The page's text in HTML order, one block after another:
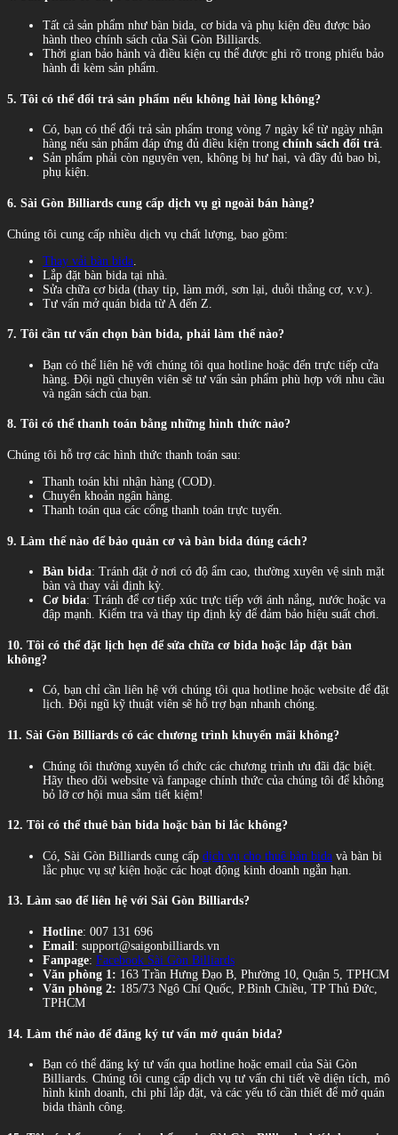
Tất cả sản phẩm như bàn bida, cơ bida và phụ kiện đều được bảo
hành theo chính sách của Sài Gòn Billiards.
Thời gian bảo hành và điều kiện cụ thể được ghi rõ trong phiếu bảo
hành đi kèm sản phẩm.
5. Tôi có thể đổi trả sản phẩm nếu không hài lòng không?
Có, bạn có thể đổi trả sản phẩm trong vòng 7 ngày kể từ ngày nhận
hàng nếu sản phẩm đáp ứng đủ điều kiện trong chính sách đổi trả.
Sản phẩm phải còn nguyên vẹn, không bị hư hại, và đầy đủ bao bì,
phụ kiện.
6. Sài Gòn Billiards cung cấp dịch vụ gì ngoài bán hàng?
Chúng tôi cung cấp nhiều dịch vụ chất lượng, bao gồm:
Thay vải bàn bida
Lắp đặt bàn bida tại nhà.
Sửa chữa cơ bida (thay tip, làm mới, sơn lại, duỗi thẳng cơ, v.v.).
Tư vấn mở quán bida từ A đến Z.
7. Tôi cần tư vấn chọn bàn bida, phải làm thế nào?
Bạn có thể liên hệ với chúng tôi qua hotline hoặc đến trực tiếp cửa
hàng. Đội ngũ chuyên viên sẽ tư vấn sản phẩm phù hợp với nhu cầu
và ngân sách của bạn.
8. Tôi có thể thanh toán bằng những hình thức nào?
Chúng tôi hỗ trợ các hình thức thanh toán sau:
Thanh toán khi nhận hàng (COD).
Chuyển khoản ngân hàng.
Thanh toán qua các cổng thanh toán trực tuyến.
9. Làm thế nào để bảo quản cơ và bàn bida đúng cách?
Bàn bida: Tránh đặt ở nơi có độ ẩm cao, thường xuyên vệ sinh mặt
bàn và thay vải định kỳ.
Cơ bida: Tránh để cơ tiếp xúc trực tiếp với ánh nắng, nước hoặc va
đập mạnh. Kiểm tra và thay tip định kỳ để đảm bảo hiệu suất chơi.
10. Tôi có thể đặt lịch hẹn để sửa chữa cơ bida hoặc lắp đặt bàn
không?
Có, bạn chỉ cần liên hệ với chúng tôi qua hotline hoặc website để đặt
lịch. Đội ngũ kỹ thuật viên sẽ hỗ trợ bạn nhanh chóng.
11. Sài Gòn Billiards có các chương trình khuyến mãi không?
Chúng tôi thường xuyên tổ chức các chương trình ưu đãi đặc biệt.
Hãy theo dõi website và fanpage chính thức của chúng tôi để không
bỏ lỡ cơ hội mua sắm tiết kiệm!
12. Tôi có thể thuê bàn bida hoặc bàn bi lắc không?
Có, Sài Gòn Billiards cung cấp dịch vụ cho thuê bàn bida và bàn bi
lắc phục vụ sự kiện hoặc các hoạt động kinh doanh ngắn hạn.
13. Làm sao để liên hệ với Sài Gòn Billiards?
Hotline: 007 131 696
Email: support@saigonbilliards.vn
Fanpage: Facebook Sài Gòn Billiards
Văn phòng 1: 163 Trần Hưng Đạo B, Phường 10, Quận 5, TPHCM
Văn phòng 2: 185/73 Ngô Chí Quốc, P.Bình Chiều, TP Thủ Đức,
TPHCM
14. Làm thế nào để đăng ký tư vấn mở quán bida?
Bạn có thể đăng ký tư vấn qua hotline hoặc email của Sài Gòn
Billiards. Chúng tôi cung cấp dịch vụ tư vấn chi tiết về diện tích, mô
hình kinh doanh, chi phí lắp đặt, và các yếu tố cần thiết để mở quán
bida thành công.